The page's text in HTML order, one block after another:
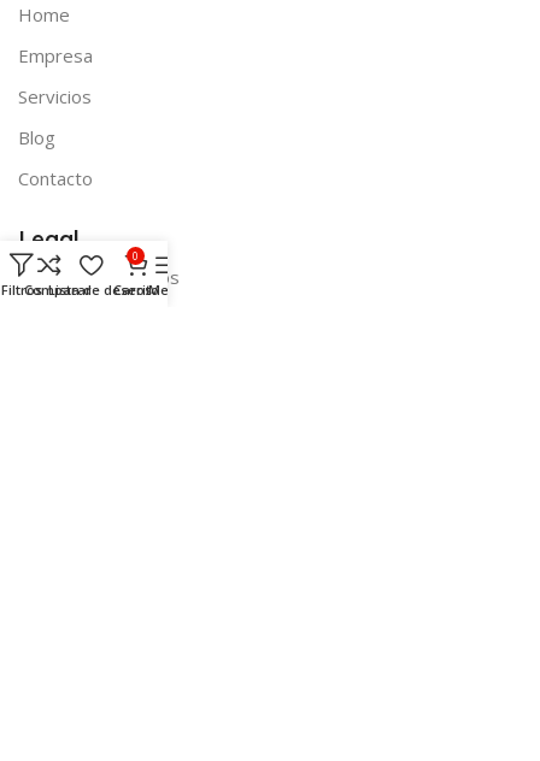
Home
Empresa
Servicios
Blog
Contacto
Legal
Envío de productos
FiltrosComparar
Lista de deseos
0
CarritoMenú